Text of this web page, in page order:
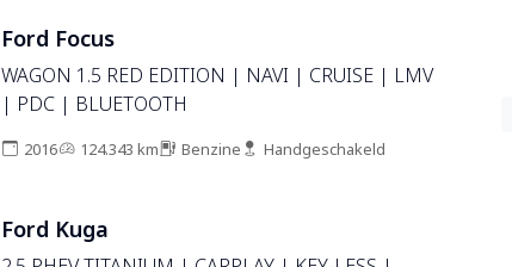
Ford Focus
WAGON 1.5 RED EDITION | NAVI | CRUISE | LMV
| PDC | BLUETOOTH
2016 124.343 km Benzine Handgeschakeld
Ford Kuga